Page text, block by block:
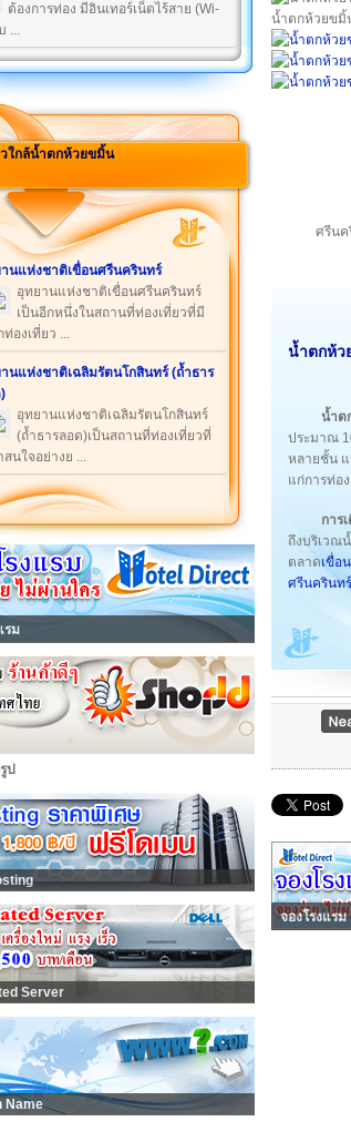
ต้องการท่อง มีอินเทอร์เน็ตไร้สาย (Wi-
...
ใกล้น้ำตกห้วยขมิ้น
นแห่งชาติเขื่อนศรีนครินทร์
อุทยานแห่งชาติเขื่อนศรีนครินทร์
เป็นอีกหนึ่งในสถานที่ท่องเที่ยวที่มี
ท่องเที่ยว ...
นแห่งชาติเฉลิมรัตนโกสินทร์ (ถ้ำธาร
อุทยานแห่งชาติเฉลิมรัตนโกสินทร์
(ถ้ำธารลอด)เป็นสถานที่ท่องเที่ยวที่
สนใจอย่างย ...
รม
ป
Server
Name
น้ำตกห้วยขมิ้
ศรีนค
น้ำตกห้ว
น้ำต
ประมาณ
หลายชั้น แ
แก่การท่อ
การ
ถึงบริเวณ
ตลาดเขื่อ
ศรีนครินทร์
จองโรงแรม